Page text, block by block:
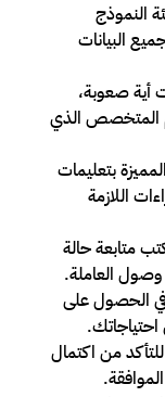
النموذج
البيانات
أية صعوبة،
المتخصص الذي
بتعليمات
اللازمة
متابعة حالة
العاملة.
في الحصول على
احتياجاتك.
من اكتمال